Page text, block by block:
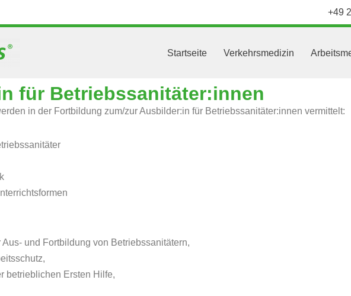
+49
Startseite Verkehrsmedizin
für Betriebssanitäter:innen
in der Fortbildung zum/zur Ausbilder:in für Betriebssanitäter:innen vermittelt:
und Fortbildung von Betriebssanitätern,
betrieblichen Ersten Hilfe,